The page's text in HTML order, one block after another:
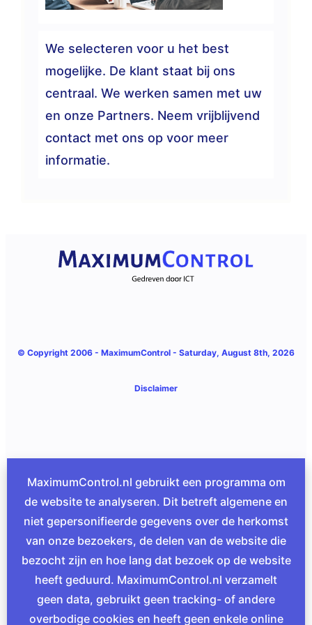
We selecteren voor u het best
mogelijke. De klant staat bij ons
centraal. We werken samen met uw
en onze Partners. Neem vrijblijvend
contact met ons op voor meer
informatie.
© Copyright 2006 - MaximumControl - Saturday, August 8th, 2026
Disclaimer
MaximumControl.nl gebruikt een programma om
de website te analyseren. Dit betreft algemene en
niet gepersonifieerde gegevens over de herkomst
van onze bezoekers, de delen van de website die
bezocht zijn en hoe lang dat bezoek op de website
heeft geduurd. MaximumControl.nl verzamelt
geen data, gebruikt geen tracking- of andere
overbodige cookies en heeft geen enkele online